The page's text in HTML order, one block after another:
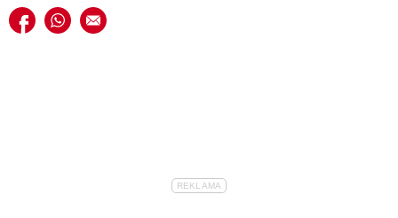
Udostępnij na facebook
Udostępnij na whatsapp
E-mail do przyjaciela